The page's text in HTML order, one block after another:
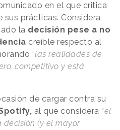
en el que critica
prácticas. Considera
la decisión pese a no
creíble respecto al
“las realidades de
competitivo y está
de cargar contra su
al que considera “el
(y el mayor